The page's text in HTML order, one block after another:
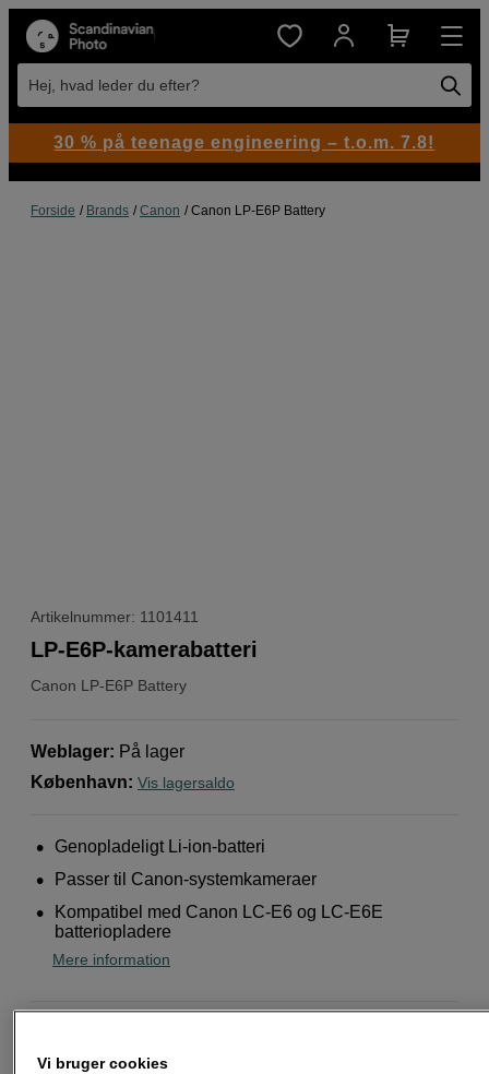
Hej, hvad leder du efter?
Forside Brands Canon Canon LP-E6P Battery
Artikelnummer: 1101411
Canon LP-E6P Battery
LP-E6P-kamerabatteri
Weblager: På lager
København: Vis lagersaldo
Genopladeligt Li-ion-batteri
Passer til Canon-systemkameraer
Kompatibel med Canon LC-E6 og LC-E6E
batteriopladere
Mere information
30 % på teenage engineering – t.o.m. 7.8!
Vi bruger cookies